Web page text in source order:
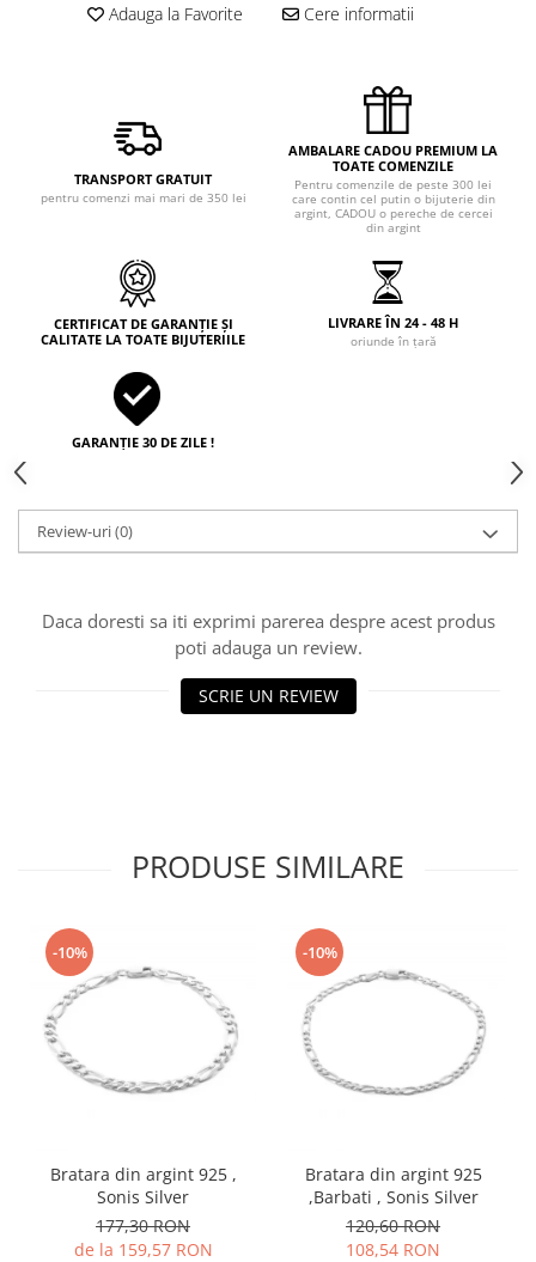
Adauga la Favorite Cere informatii
TRANSPORT GRATUIT
pentru comenzi mai mari de 350 lei
AMBALARE CADOU PREMIUM LA
TOATE COMENZILE
Pentru comenzile de peste 300 lei
care contin cel putin o bijuterie din
argint, CADOU o pereche de cercei
din argint
CERTIFICAT DE GARANȚIE ȘI
CALITATE LA TOATE BIJUTERIILE
LIVRARE ÎN 24 - 48 H
oriunde în țară
GARANȚIE 30 DE ZILE !
Review-uri(0)
Daca doresti sa iti exprimi parerea despre acest produs
poti adauga un review.
SCRIE UN REVIEW
PRODUSE SIMILARE
-10%
Bratara din argint 925 ,
Sonis Silver
177,30 RON
de la 159,57 RON
-10%
Bratara din argint 925
,Barbati , Sonis Silver
120,60 RON
108,54 RON